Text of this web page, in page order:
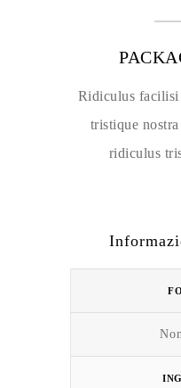
Ridiculus
tristique
ridiculus